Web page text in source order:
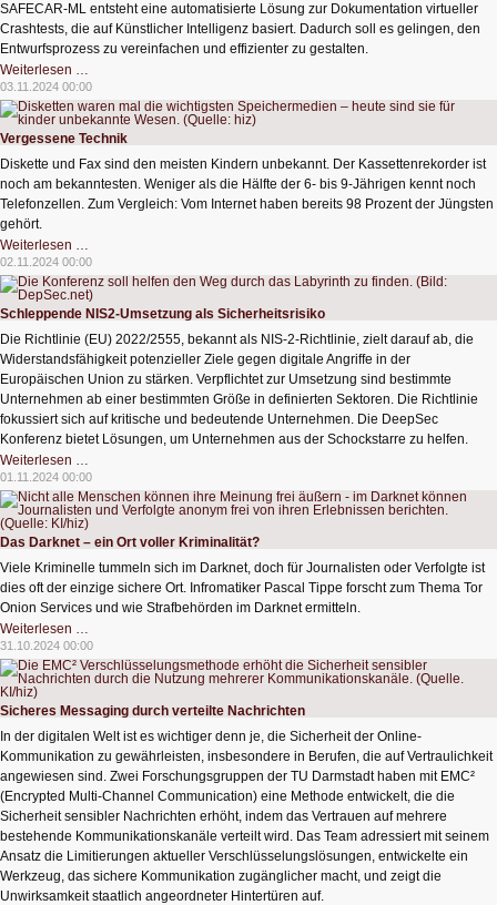
SAFECAR-ML entsteht eine automatisierte Lösung zur Dokumentation virtueller
Crashtests, die auf Künstlicher Intelligenz basiert. Dadurch soll es gelingen, den
Entwurfsprozess zu vereinfachen und effizienter zu gestalten.
Weiterlesen …
Intelligenz
beschleunigt
die
Fahrzeugentwicklung
03.11.2024 00:00
Vergessene Technik
Diskette und Fax sind den meisten Kindern unbekannt. Der Kassettenrekorder ist
noch am bekanntesten. Weniger als die Hälfte der 6- bis 9-Jährigen kennt noch
Telefonzellen. Zum Vergleich: Vom Internet haben bereits 98 Prozent der Jüngsten
gehört.
Weiterlesen …
Technik
02.11.2024 00:00
Schleppende NIS2-Umsetzung als Sicherheitsrisiko
Die Richtlinie (EU) 2022/2555, bekannt als NIS-2-Richtlinie, zielt darauf ab, die
Widerstandsfähigkeit potenzieller Ziele gegen digitale Angriffe in der
Europäischen Union zu stärken. Verpflichtet zur Umsetzung sind bestimmte
Unternehmen ab einer bestimmten Größe in definierten Sektoren. Die Richtlinie
fokussiert sich auf kritische und bedeutende Unternehmen. Die DeepSec
Konferenz bietet Lösungen, um Unternehmen aus der Schockstarre zu helfen.
Weiterlesen …
NIS2-
Umsetzung
als
Sicherheitsrisiko
01.11.2024 00:00
Das Darknet – ein Ort voller Kriminalität?
Viele Kriminelle tummeln sich im Darknet, doch für Journalisten oder Verfolgte ist
dies oft der einzige sichere Ort. Infromatiker Pascal Tippe forscht zum Thema Tor
Onion Services und wie Strafbehörden im Darknet ermitteln.
Weiterlesen …
Darknet
–
ein
Ort
Kriminalität?
31.10.2024 00:00
Sicheres Messaging durch verteilte Nachrichten
In der digitalen Welt ist es wichtiger denn je, die Sicherheit der Online-
Kommunikation zu gewährleisten, insbesondere in Berufen, die auf Vertraulichkeit
angewiesen sind. Zwei Forschungsgruppen der TU Darmstadt haben mit EMC²
(Encrypted Multi-Channel Communication) eine Methode entwickelt, die die
Sicherheit sensibler Nachrichten erhöht, indem das Vertrauen auf mehrere
bestehende Kommunikationskanäle verteilt wird. Das Team adressiert mit seinem
Ansatz die Limitierungen aktueller Verschlüsselungslösungen, entwickelte ein
Werkzeug, das sichere Kommunikation zugänglicher macht, und zeigt die
Unwirksamkeit staatlich angeordneter Hintertüren auf.